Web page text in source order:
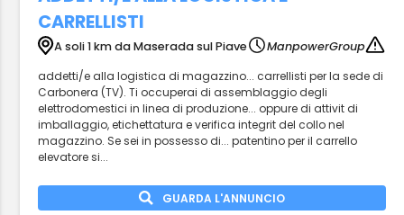
CARRELLISTI
A soli 1 km da Maserada sul Piave
ManpowerGroup
addetti/e alla logistica di magazzino... carrellisti per la sede di
Carbonera (TV). Ti occuperai di assemblaggio degli
elettrodomestici in linea di produzione... oppure di attivit di
imballaggio, etichettatura e verifica integrit del collo nel
magazzino. Se sei in possesso di... patentino per il carrello
elevatore si...
GUARDA L'ANNUNCIO